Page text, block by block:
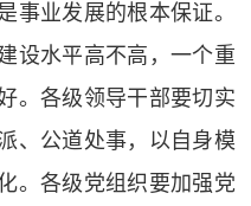
事业发展的根本保证。
设水平高不高，一个重
。各级领导干部要切实
、公道处事，以自身模
。各级党组织要加强党